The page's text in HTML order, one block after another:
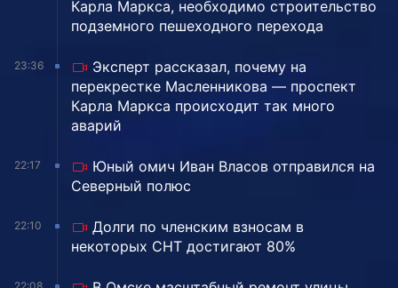
Карла Маркса, необходимо строительство
подземного пешеходного перехода
23:36
Эксперт рассказал, почему на
перекрестке Масленникова — проспект
Карла Маркса происходит так много
аварий
22:17
Юный омич Иван Власов отправился на
Северный полюс
22:10
Долги по членским взносам в
некоторых СНТ достигают 80%